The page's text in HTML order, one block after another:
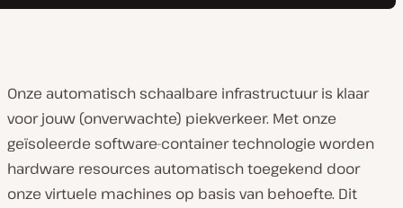
Onze automatisch schaalbare infrastructuur is klaar
voor jouw (onverwachte) piekverkeer. Met onze
geïsoleerde software-container technologie worden
hardware resources automatisch toegekend door
onze virtuele machines op basis van behoefte. Dit